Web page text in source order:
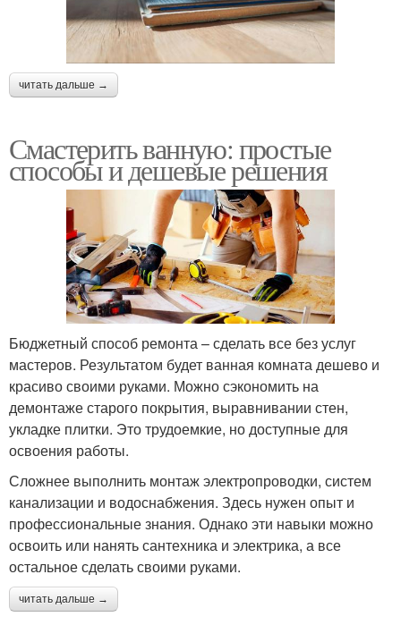
читать дальше →
Смастерить ванную: простые
способы и дешевые решения
Бюджетный способ ремонта – сделать все без услуг
мастеров. Результатом будет ванная комната дешево и
красиво своими руками. Можно сэкономить на
демонтаже старого покрытия, выравнивании стен,
укладке плитки. Это трудоемкие, но доступные для
освоения работы.
Сложнее выполнить монтаж электропроводки, систем
канализации и водоснабжения. Здесь нужен опыт и
профессиональные знания. Однако эти навыки можно
освоить или нанять сантехника и электрика, а все
остальное сделать своими руками.
читать дальше →